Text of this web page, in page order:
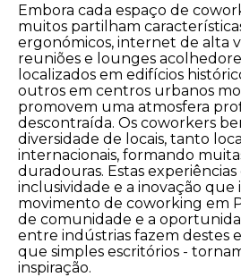
Embora cada espaço de
muitos partilham
ergonómicos, internet de alta
reuniões e lounges
localizados em edifícios
outros em centros urbanos
promovem uma atmosfera
descontraída. Os coworkers
diversidade de locais, tanto
internacionais, formando
duradouras. Estas experiências
inclusividade e a inovação que
movimento de coworking em
de comunidade e a
entre indústrias fazem destes
que simples escritórios -
inspiração.